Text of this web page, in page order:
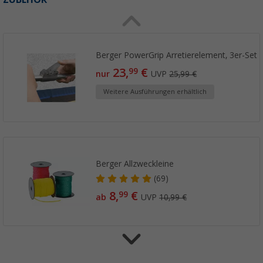
Berger PowerGrip Arretierelement, 3er-Set
nur 23,99 € UVP25,99 €
Weitere Ausführungen erhältlich
Berger Allzweckleine
(69)
ab 8,99 € UVP10,99 €